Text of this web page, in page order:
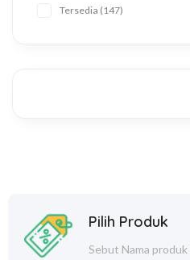
Tersedia 147
Pilih Produk
Sebut Nama